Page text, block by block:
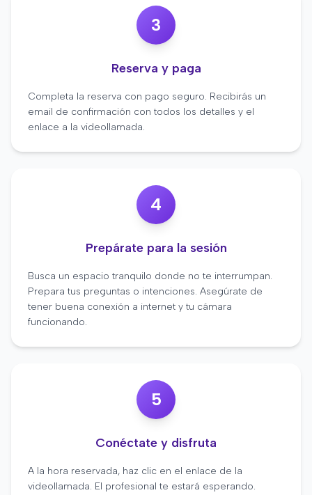
3
Reserva y paga
Completa la reserva con pago seguro. Recibirás un
email de confirmación con todos los detalles y el
enlace a la videollamada.
4
Prepárate para la sesión
Busca un espacio tranquilo donde no te interrumpan.
Prepara tus preguntas o intenciones. Asegúrate de
tener buena conexión a internet y tu cámara
funcionando.
5
Conéctate y disfruta
A la hora reservada, haz clic en el enlace de la
videollamada. El profesional te estará esperando.